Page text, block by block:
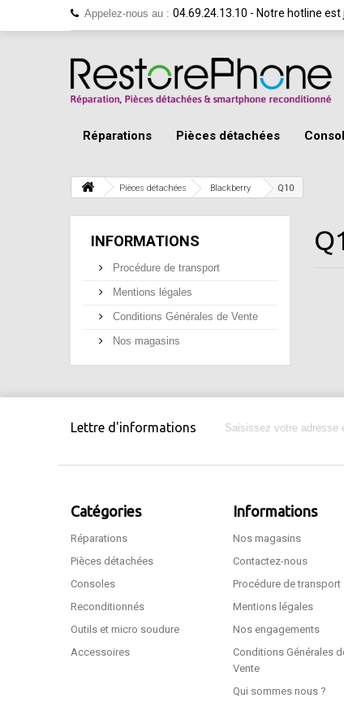
Appelez-nous au : 04.69.24.13.10 - Notre hotline
Réparations Pièces détachées
Pièces détachées Blackberry Q10
INFORMATIONS
Procédure de transport
Mentions légales
Conditions Générales de Vente
Nos magasins
Lettre d'informations
Catégories
Réparations
Pièces détachées
Consoles
Reconditionnés
Outils et micro soudure
Accessoires
Informations
Nos magasins
Contactez-nous
Procédure de transport
Mentions légales
Nos engagements
Conditions Générales
Vente
Qui sommes nous ?